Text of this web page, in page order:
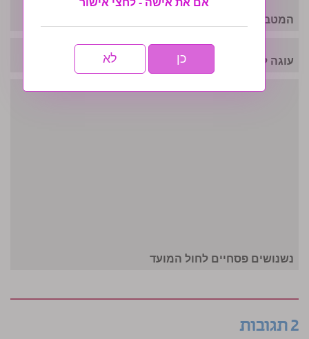
המטבח הפסחי: רולדת דג משובחת
עוגה לחג: מתכון פסחי
נשנושים פסחיים לחול המועד
2 תגובות
אם את אישה - לחצי אישור
כן לא